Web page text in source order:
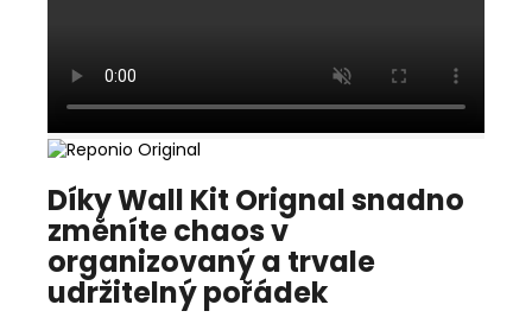
DíkyWall Kit Orignal snadno
změníte chaos v
organizovaný a trvale
udržitelný pořádek